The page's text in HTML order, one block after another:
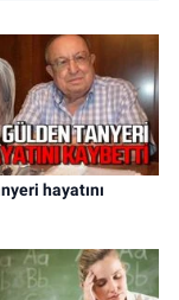
hayatını